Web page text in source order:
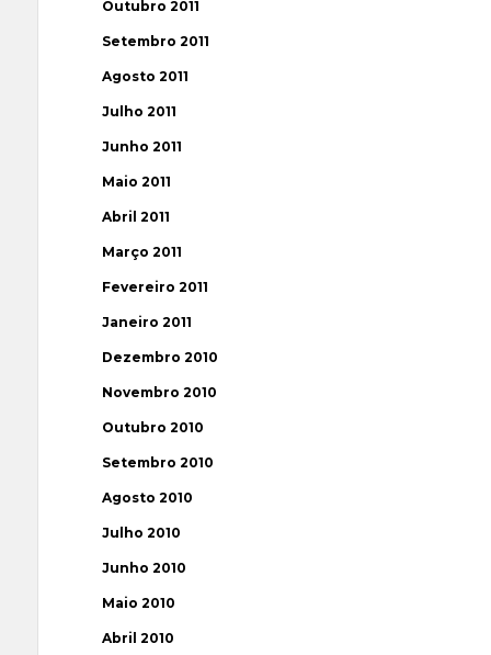
Outubro 2011
Setembro 2011
Agosto 2011
Julho 2011
Junho 2011
Maio 2011
Abril 2011
Março 2011
Fevereiro 2011
Janeiro 2011
Dezembro 2010
Novembro 2010
Outubro 2010
Setembro 2010
Agosto 2010
Julho 2010
Junho 2010
Maio 2010
Abril 2010